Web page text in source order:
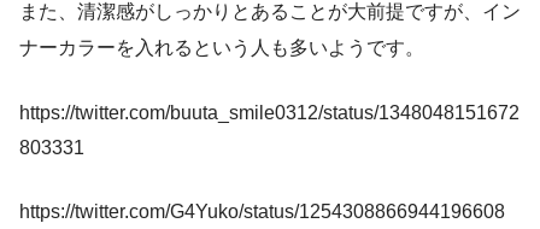
また、清潔感がしっかりとあることが大前提ですが、イン
ナーカラーを入れるという人も多いようです。
https://twitter.com/buuta_smile0312/status/1348048151672
803331
https://twitter.com/G4Yuko/status/1254308866944196608